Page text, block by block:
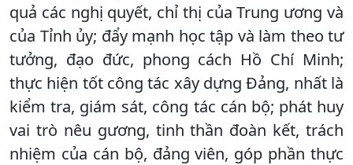
quả các nghị quyết, chỉ thị của Trung ương và
của Tỉnh ủy; đẩy mạnh học tập và làm theo tư
tưởng, đạo đức, phong cách Hồ Chí Minh;
thực hiện tốt công tác xây dựng Đảng, nhất là
kiểm tra, giám sát, công tác cán bộ; phát huy
vai trò nêu gương, tinh thần đoàn kết, trách
nhiệm của cán bộ, đảng viên, góp phần thực